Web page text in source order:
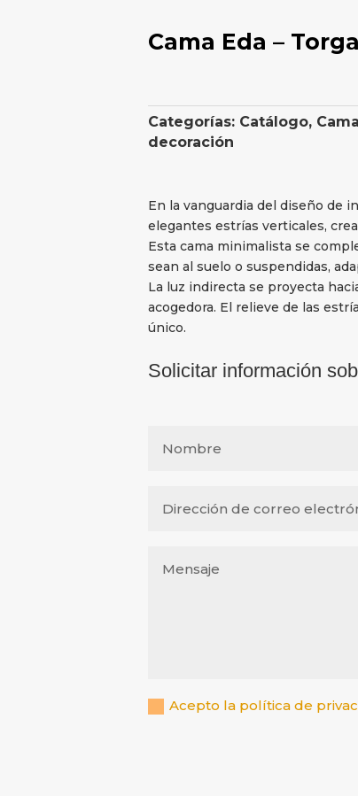
Cama Eda – Torga
Categorías: Catálogo,
decoración
En la vanguardia del diseño de
elegantes estrías verticales,
Esta cama minimalista se
sean al suelo o suspendidas,
La luz indirecta se proyecta
acogedora. El relieve de las
único.
Solicitar información
Acepto la política de